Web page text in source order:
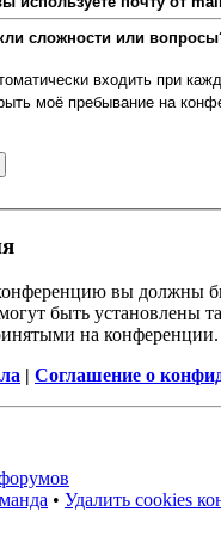
сложности или
входить при
моё пребывание на
вы должны
быть установлены
на конференции.
| Соглашение о
• Удалить cookies